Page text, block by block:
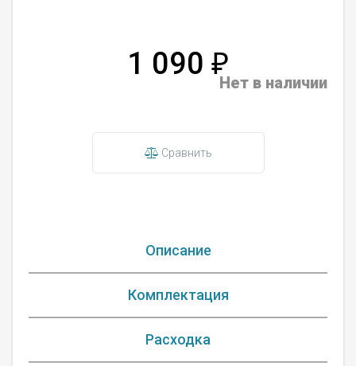
1 090 ₽
Нет в наличии
Сравнить
Описание
Комплектация
Расходка